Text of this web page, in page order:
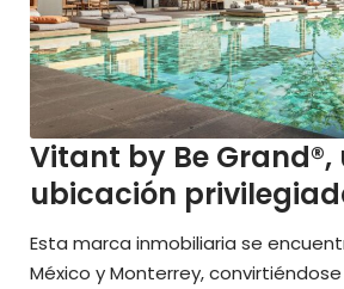
Vitant by Be Grand®,
ubicación
Esta marca inmobiliaria se
México y Monterrey,